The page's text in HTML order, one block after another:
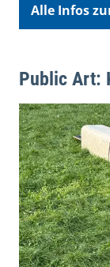
Alle Infos
Public Art: